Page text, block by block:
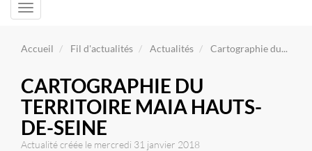
Toggle
navigation
Accueil Fil d'actualités Actualités Cartographie du...
CARTOGRAPHIE DU
TERRITOIRE MAIA HAUTS-
DE-SEINE
Actualité créée le mercredi 31 janvier 2018